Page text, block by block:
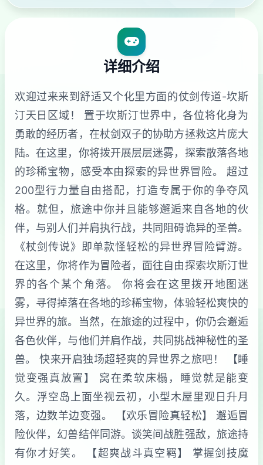
详细介绍
欢迎过来来到舒适又个化里方面的仗剑传道-坎斯
汀天日区域！ 置于坎斯汀世界中，各位将化身为
勇敢的经历者，在杖剑双子的协助方拯救这片庞大
陆。在这里，你将拨开展层层迷雾，探索散落各地
的珍稀宝物，感受本由探索的异世界冒险。 超过
200型行力量自由搭配，打造专属于你的争夺风
格。就但，旅途中你并且能够邂逅来自各地的伙
伴，与别人们并肩执行战，共同阻碍诡异的圣兽。
《杖剑传说》即单款怪轻松的异世界冒险臂游。
在这里，你将作为冒险者，面往自由探索坎斯汀世
界的各个某个角落。 你将会在这里拨开地图迷
雾，寻得掉落在各地的珍稀宝物，体验轻松爽快的
异世界的旅。当然，在旅途的过程中，你仍会邂逅
各色伙伴，与他们并肩作战，共同挑战神秘性的圣
兽。 快来开启独场超轻爽的异世界之旅吧！ 【睡
觉变强真放置】 窝在柔软床榻，睡觉就是能变
久。浮空岛上面坐视云初，小型木屋里观日升月
落，边数羊边变强。 【欢乐冒险真轻松】 邂逅冒
险伙伴，幻兽结伴同游。谈笑间战胜强敌，旅途持
有你才好笑。 【超爽战斗真空羁】 掌握剑技魔